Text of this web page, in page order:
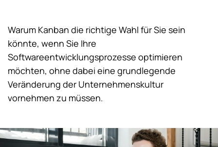
Warum Kanban die richtige Wahl für Sie sein
könnte, wenn Sie Ihre
Softwareentwicklungsprozesse optimieren
möchten, ohne dabei eine grundlegende
Veränderung der Unternehmenskultur
vornehmen zu müssen.